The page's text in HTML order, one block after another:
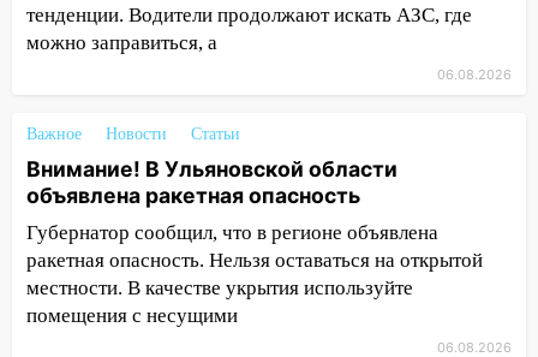
12:28 Миллион на «льготниках»: в
Ульяновской области перевозчик
12:10
Ульяновский алиментщик накопил
120 тысяч долга
11:49
Снят режим «Ракетная
опасность» на территории Ульяновской
области
11:30 Кабмин РФ разрешил до 1 июля
2027 года импорт, выпуск и обращение
тенденции. Водители продолжают искать АЗС, где
можно заправиться, а
06.08.2026
Важное Новости Статьи
Внимание! В Ульяновской области
объявлена ракетная опасность
Губернатор сообщил, что в регионе объявлена
ракетная опасность. Нельзя оставаться на открытой
местности. В качестве укрытия используйте
помещения с несущими
06.08.2026